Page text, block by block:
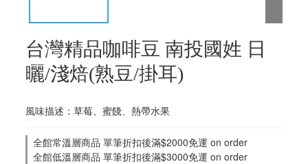
台灣精品咖啡豆 南投國姓 日
曬/淺焙(熟豆/掛耳)
風味描述：草莓、蜜餞、熱帶水果
全館常溫層商品 單筆折扣後滿$2000免運 on order
全館低溫層商品 單筆折扣後滿$3000免運 on order